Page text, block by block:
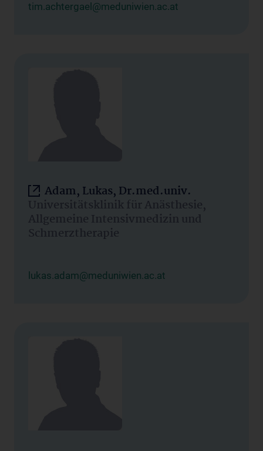
tim.achtergael@meduniwien.ac.at
Adam, Lukas, Dr.med.univ.
Universitätsklinik für Anästhesie,
Allgemeine Intensivmedizin und
Schmerztherapie
lukas.adam@meduniwien.ac.at